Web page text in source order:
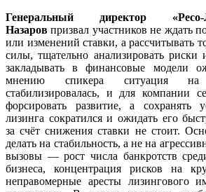
Генеральный директор
Назаров призвал участников не ждать
или изменений ставки, а рассчитывать
силы, тщательно анализировать
закладывать в финансовые модели
мнению спикера ситуация
стабилизировалась, и для компании
форсировать развитие, а сохранять
лизинга сократился и ожидать его
за счёт снижения ставки не стоит.
делать на стабильность, а не на
вызовы — рост числа банкротств
бизнеса, концентрация рисков на
неправомерные аресты лизингового